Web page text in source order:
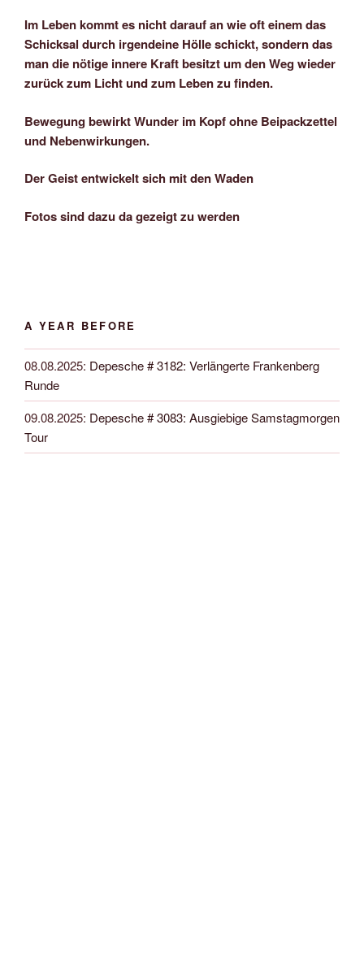
Im Leben kommt es nicht darauf an wie oft einem das
Schicksal durch irgendeine Hölle schickt, sondern das
man die nötige innere Kraft besitzt um den Weg wieder
zurück zum Licht und zum Leben zu finden.
Bewegung bewirkt Wunder im Kopf ohne Beipackzettel
und Nebenwirkungen.
Der Geist entwickelt sich mit den Waden
Fotos sind dazu da gezeigt zu werden
A YEAR BEFORE
08.08.2025: Depesche # 3182: Verlängerte Frankenberg
Runde
09.08.2025: Depesche # 3083: Ausgiebige Samstagmorgen
Tour